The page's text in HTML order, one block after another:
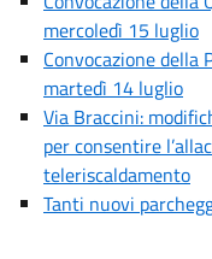
mercoledì 15 luglio
Convocazione della
martedì 14 luglio
Via Braccini:
per consentire
teleriscaldamento
Tanti nuovi